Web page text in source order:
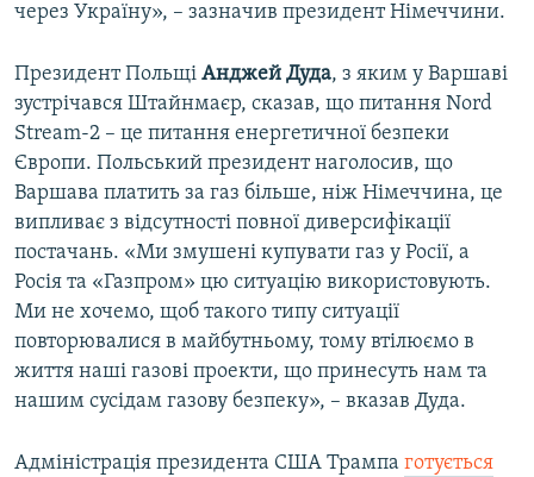
через Україну», – зазначив президент Німеччини.
Президент Польщі Анджей Дуда, з яким у Варшаві
зустрічався Штайнмаєр, сказав, що питання Nord
Stream-2 – це питання енергетичної безпеки
Європи. Польський президент наголосив, що
Варшава платить за газ більше, ніж Німеччина, це
випливає з відсутності повної диверсифікації
постачань. «Ми змушені купувати газ у Росії, а
Росія та «Газпром» цю ситуацію використовують.
Ми не хочемо, щоб такого типу ситуації
повторювалися в майбутньому, тому втілюємо в
життя наші газові проекти, що принесуть нам та
нашим сусідам газову безпеку», – вказав Дуда.
Адміністрація президента США Трампа готується